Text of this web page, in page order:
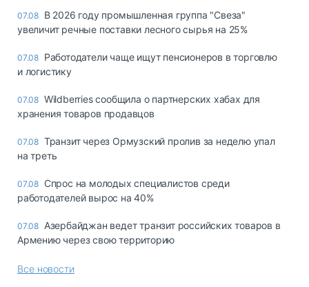
07.08 В 2026 году промышленная группа "Свеза"
увеличит речные поставки лесного сырья на 25%
07.08 Работодатели чаще ищут пенсионеров в торговлю
и логистику
07.08 Wildberries сообщила о партнерских хабах для
хранения товаров продавцов
07.08 Транзит через Ормузский пролив за неделю упал
на треть
07.08 Спрос на молодых специалистов среди
работодателей вырос на 40%
07.08 Азербайджан ведет транзит российских товаров в
Армению через свою территорию
Все новости